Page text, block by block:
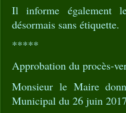
Il informe également
désormais sans étiquette.
*****
Approbation du procès-
Monsieur le Maire
Municipal du 26 juin